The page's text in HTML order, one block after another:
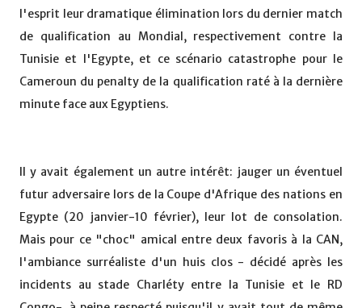
l'esprit leur dramatique élimination lors du dernier match
de qualification au Mondial, respectivement contre la
Tunisie et l'Egypte, et ce scénario catastrophe pour le
Cameroun du penalty de la qualification raté à la dernière
minute face aux Egyptiens.
Il y avait également un autre intérêt: jauger un éventuel
futur adversaire lors de la Coupe d'Afrique des nations en
Egypte (20 janvier-10 février), leur lot de consolation.
Mais pour ce "choc" amical entre deux favoris à la CAN,
l'ambiance surréaliste d'un huis clos - décidé après les
incidents au stade Charléty entre la Tunisie et le RD